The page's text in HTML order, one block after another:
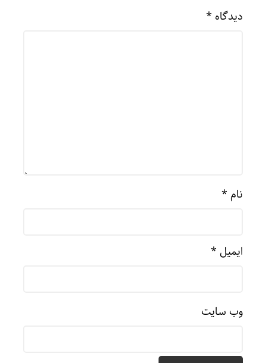
دیدگاه *
نام *
ایمیل *
وب‌ سایت